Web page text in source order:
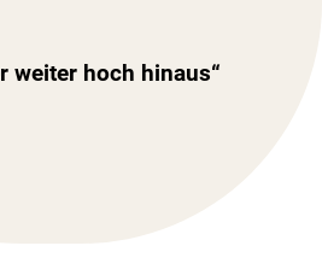
weiter hoch hinaus“